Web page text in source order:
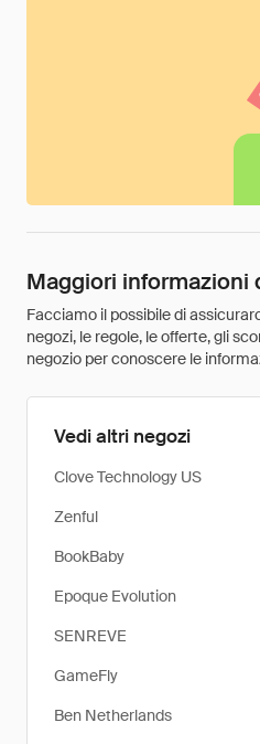
Maggiori informazioni
Facciamo il possibile di
negozi, le regole, le offerte, gli
negozio per conoscere le
Vedi altri negozi
Clove Technology US
Zenful
BookBaby
Epoque Evolution
SENREVE
GameFly
Ben Netherlands